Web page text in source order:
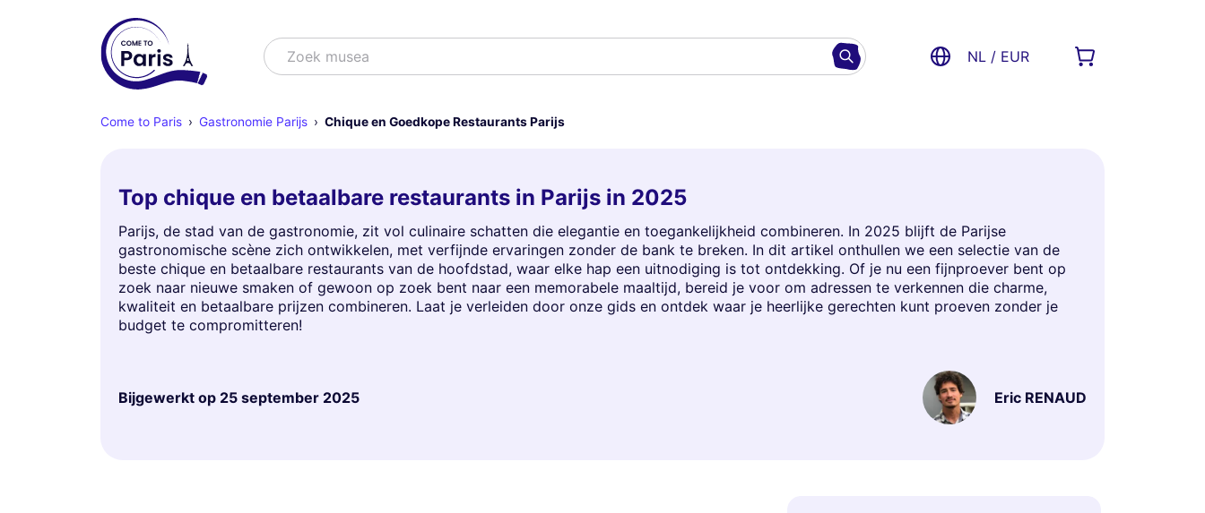
ZoekZoek shows NL / EUR
Come to Paris Gastronomie Parijs Chique en Goedkope Restaurants Parijs
Top chique en betaalbare restaurants in Parijs in 2025
Parijs, de stad van de gastronomie, zit vol culinaire schatten die elegantie en toegankelijkheid combineren. In 2025 blijft de Parijse
gastronomische scène zich ontwikkelen, met verfijnde ervaringen zonder de bank te breken. In dit artikel onthullen we een selectie van de
beste chique en betaalbare restaurants van de hoofdstad, waar elke hap een uitnodiging is tot ontdekking. Of je nu een fijnproever bent op
zoek naar nieuwe smaken of gewoon op zoek bent naar een memorabele maaltijd, bereid je voor om adressen te verkennen die charme,
kwaliteit en betaalbare prijzen combineren. Laat je verleiden door onze gids en ontdek waar je heerlijke gerechten kunt proeven zonder je
budget te compromitteren!
Bijgewerkt op 25 september 2025 Eric RENAUD